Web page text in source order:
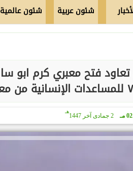
شئون عربية شئون عالمية
إلى غزة.
مـ 2 جمادى آخر 1447
هـ